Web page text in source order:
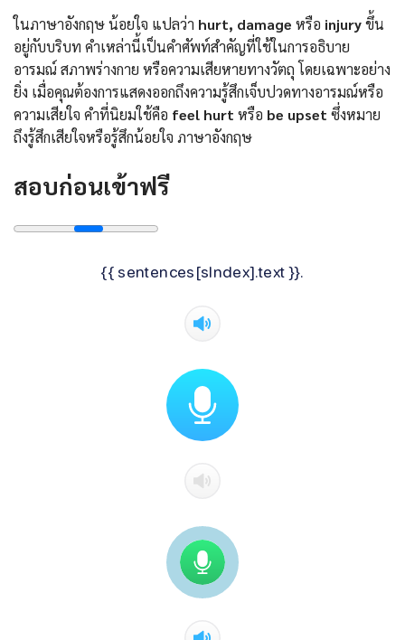
ในภาษาอังกฤษ น้อยใจ แปลว่า hurt, damage หรือ injuryขึ้น
อยู่กับบริบท คำเหล่านี้เป็นคำศัพท์สำคัญที่ใช้ในการอธิบาย
อารมณ์ สภาพร่างกาย หรือความเสียหายทางวัตถุ โดยเฉพาะอย่าง
ยิ่ง เมื่อคุณต้องการแสดงออกถึงความรู้สึกเจ็บปวดทางอารมณ์หรือ
ความเสียใจ คำที่นิยมใช้คือ feel hurt หรือ be upset ซึ่งหมาย
ถึงรู้สึกเสียใจหรือรู้สึกน้อยใจ ภาษาอังกฤษ
สอบก่อนเข้าฟรี
{{ sentences[sIndex].text }}.